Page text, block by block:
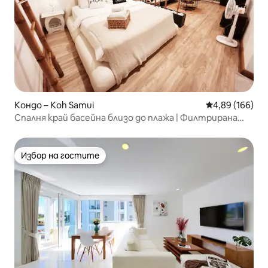
Кондо – Koh Samui Средна
4,89 (166)
Спалня край басейна близо до плажа | Филтрирана
Избор на гостите
Избор на гостите